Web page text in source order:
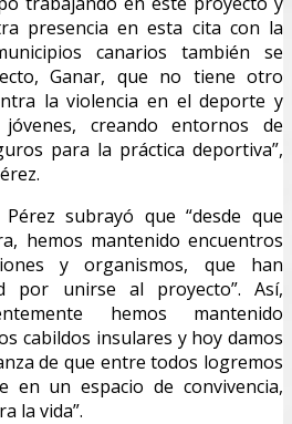
presencia en esta cita con la
canarios también se
Ganar, que no tiene otro
la violencia en el deporte y
creando entornos de
para la práctica deportiva”,
subrayó que “desde que
hemos mantenido encuentros
y organismos, que han
por unirse al proyecto”. Así,
hemos mantenido
cabildos insulares y hoy damos
de que entre todos logremos
en un espacio de convivencia,
la vida”.